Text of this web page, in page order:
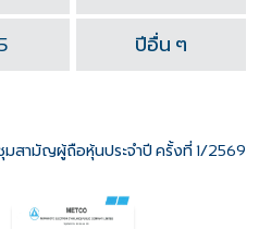
ปีอื่น ๆ
มสามัญผู้ถือหุ้นประจำปีครั้งที่1/2569